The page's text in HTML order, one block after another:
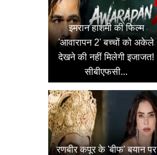
इमरान हाशमी की फिल्म
'आवारापन 2' बच्चों को अकेले
देखने की नहीं मिलेगी इजाजत!
सीबीएफसी...
रणबीर कपूर के 'बीफ' बयान पर